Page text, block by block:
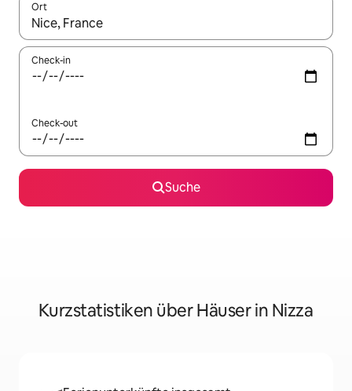
Ort
Wenn Ergebnisse verfügbar sind, navigiere mit den
Check-in
Check-out
Suche
Kurzstatistiken über Häuser in Nizza